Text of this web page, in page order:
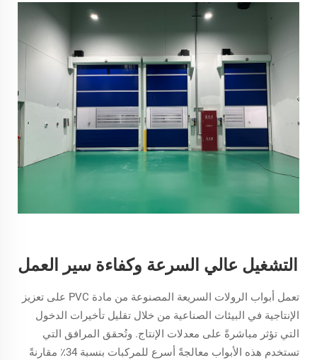
التشغيل عالي السرعة وكفاءة سير العمل
تعمل أبواب الرولات السريعة المصنوعة من مادة PVC على تعزيز
الإنتاجية في البيئات الصناعية من خلال تقليل تأخيرات الدخول
التي تؤثر مباشرةً على معدلات الإنتاج. وتُحقق المرافق التي
تستخدم هذه الأبواب معالجةً أسرع للمركبات بنسبة 34٪ مقارنةً